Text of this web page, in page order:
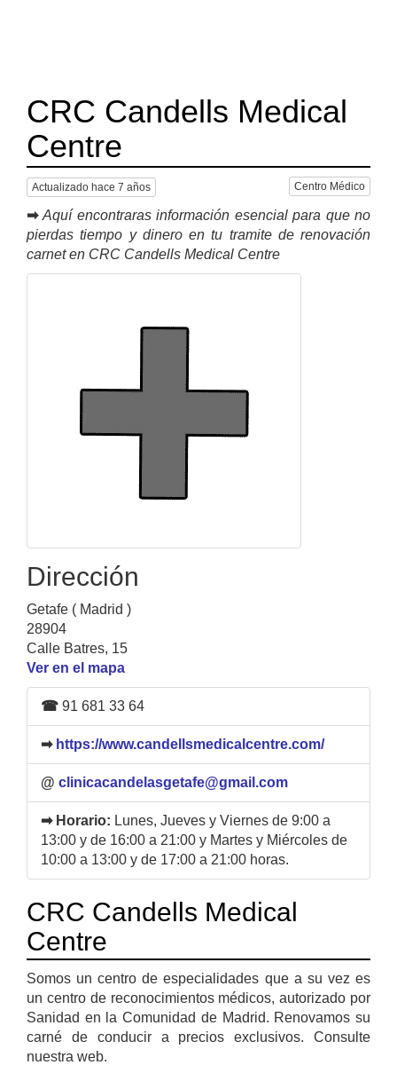
CRC Candells Medical
Centre
Actualizado hace 7 años Centro Médico
➡ Aquí encontraras información esencial para que no
pierdas tiempo y dinero en tu tramite de renovación
carnet en CRC Candells Medical Centre
Dirección
Getafe ( Madrid )
28904
Calle Batres, 15
Ver en el mapa
☎ 91 681 33 64
➡ https://www.candellsmedicalcentre.com/
@ clinicacandelasgetafe@gmail.com
➡ Horario: Lunes, Jueves y Viernes de 9:00 a
13:00 y de 16:00 a 21:00 y Martes y Miércoles de
10:00 a 13:00 y de 17:00 a 21:00 horas.
CRC Candells Medical
Centre
Somos un centro de especialidades que a su vez es
un centro de reconocimientos médicos, autorizado por
Sanidad en la Comunidad de Madrid. Renovamos su
carné de conducir a precios exclusivos. Consulte
nuestra web.